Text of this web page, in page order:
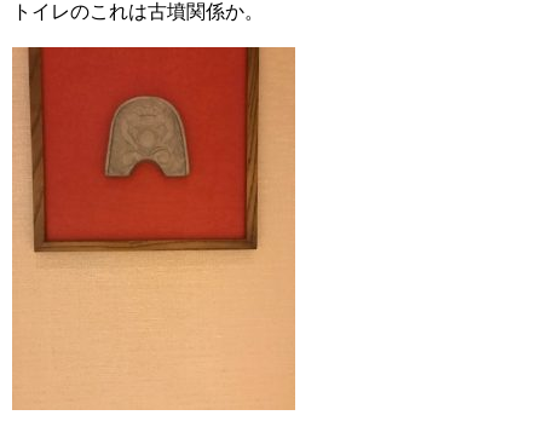
トイレのこれは古墳関係か。